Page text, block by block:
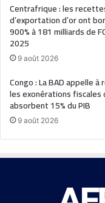
Centrafrique : les
d’exportation d’or ont
900% à 181 milliards de
2025
9 août 2026
Congo : La BAD appelle à
les exonérations fiscales
absorbent 15% du PIB
9 août 2026